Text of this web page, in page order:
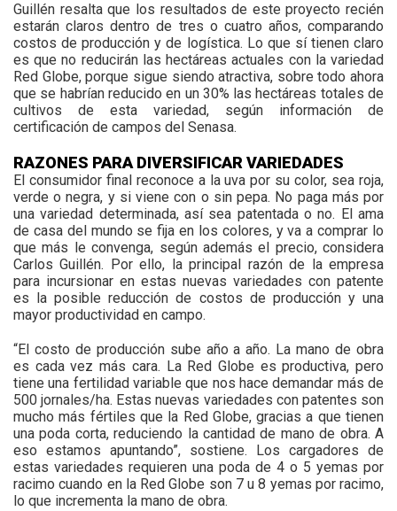
Guillén resalta que los resultados de este proyecto recién
estarán claros dentro de tres o cuatro años, comparando
costos de producción y de logística. Lo que sí tienen claro
es que no reducirán las hectáreas actuales con la variedad
Red Globe, porque sigue siendo atractiva, sobre todo ahora
que se habrían reducido en un 30% las hectáreas totales de
cultivos de esta variedad, según información de
certificación de campos del Senasa.
RAZONES PARA DIVERSIFICAR VARIEDADES
El consumidor final reconoce a la uva por su color, sea roja,
verde o negra, y si viene con o sin pepa. No paga más por
una variedad determinada, así sea patentada o no. El ama
de casa del mundo se fija en los colores, y va a comprar lo
que más le convenga, según además el precio, considera
Carlos Guillén. Por ello, la principal razón de la empresa
para incursionar en estas nuevas variedades con patente
es la posible reducción de costos de producción y una
mayor productividad en campo.
“El costo de producción sube año a año. La mano de obra
es cada vez más cara. La Red Globe es productiva, pero
tiene una fertilidad variable que nos hace demandar más de
500 jornales/ha. Estas nuevas variedades con patentes son
mucho más fértiles que la Red Globe, gracias a que tienen
una poda corta, reduciendo la cantidad de mano de obra. A
eso estamos apuntando”, sostiene. Los cargadores de
estas variedades requieren una poda de 4 o 5 yemas por
racimo cuando en la Red Globe son 7 u 8 yemas por racimo,
lo que incrementa la mano de obra.